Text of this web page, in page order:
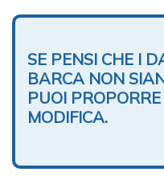
SE PENSI CHE I
BARCA NON
PUOI
MODIFICA.